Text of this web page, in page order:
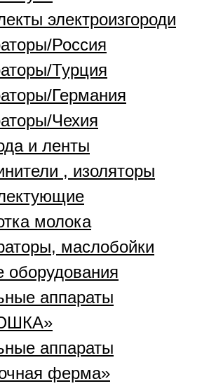
электроизгороди
Россия
Турция
Германия
Чехия
и ленты
, изоляторы
молока
маслобойки
оборудования
аппараты
аппараты
ферма»